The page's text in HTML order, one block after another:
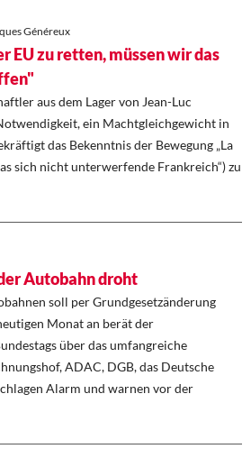
Généreux
EU zu retten, müssen wir das
aus dem Lager von Jean-Luc
ein Machtgleichgewicht in
das Bekenntnis der Bewegung „La
sich nicht unterwerfende Frankreich“) zu
Autobahn droht
soll per Grundgesetzänderung
Monat an berät der
über das umfangreiche
ADAC, DGB, das Deutsche
Alarm und warnen vor der